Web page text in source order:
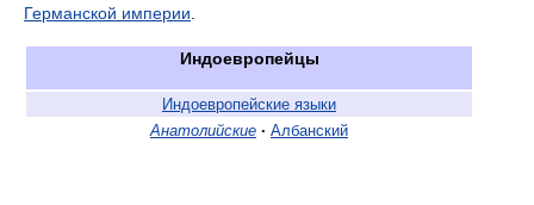
Германской империи.
Индоевропейцы
Индоевропейские языки
Анатолийские · Албанский